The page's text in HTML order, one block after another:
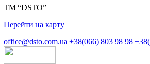
ТМ “DSTO”
Перейти на карту
office@dsto.com.ua +38(066) 803 98 98